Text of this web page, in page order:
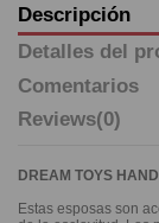
Descripción
Detalles del
Comentarios
Reviews(0)
DREAM TOYS
Estas esposas son